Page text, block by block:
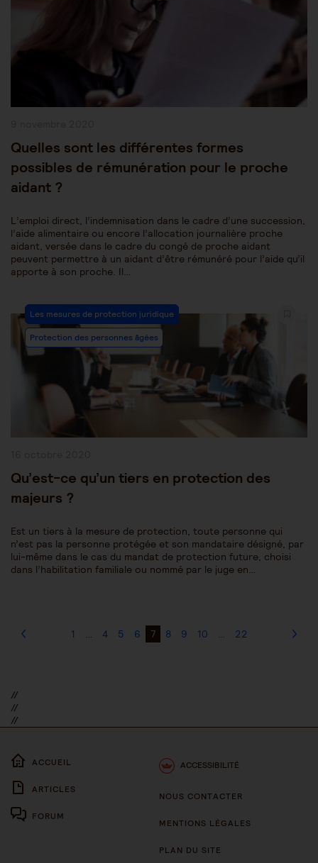
Quelles sont les différentes formes
possibles de rémunération pour le proche
aidant ?
L’emploi direct, l’indemnisation dans le cadre d’une succession,
l’aide alimentaire ou encore l’allocation journalière proche
aidant, versée dans le cadre du congé de proche aidant
peuvent permettre à un aidant d’être rémunéré pour l’aide qu’il
apporte à son proche. Il…
Post
Category:
Les mesures de protection juridique
Protection des personnes âgées
Qu’est-ce qu’un tiers en protection des
majeurs ?
Est un tiers à la mesure de protection, toute personne qui
n’est pas la personne protégée et son mandataire désigné, par
lui-même dans le cas du mandat de protection future, choisi
dans l’habilitation familiale ou nommé par le juge en…
1 … 4 5 6 7 8 9 10 … 22
//
//
//
ACCUEIL
ARTICLES
FORUM
ACCESSIBILITÉ
NOUS CONTACTER
MENTIONS LÉGALES
PLAN DU SITE